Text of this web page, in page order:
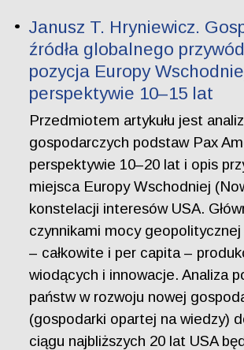
Janusz T. Hryniewicz.
źródła globalnego
pozycja Europy
perspektywie 10–15 lat
Przedmiotem artykułu jest
gospodarczych podstaw Pax
perspektywie 10–20 lat i opis
miejsca Europy Wschodniej
konstelacji interesów USA.
czynnikami mocy
– całkowite i per capita –
wiodących i innowacje. Analiza
państw w rozwoju nowej
(gospodarki opartej na wiedzy)
ciągu najbliższych 20 lat USA